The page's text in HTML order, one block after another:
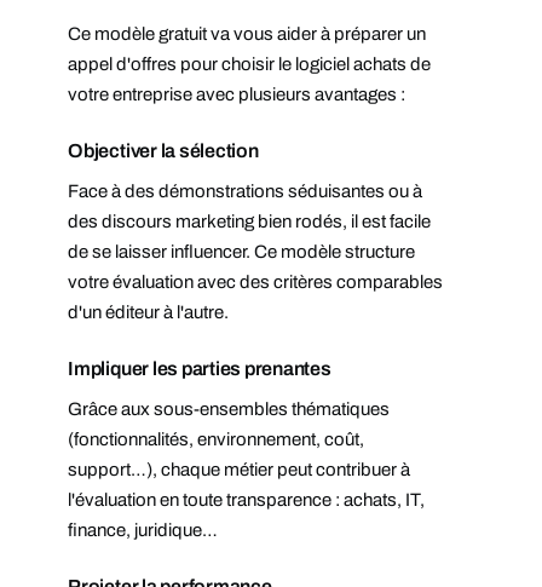
Ce modèle gratuit va vous aider à préparer un
appel d'offres pour choisir le logiciel achats de
votre entreprise avec plusieurs avantages :
Objectiver la sélection
Face à des démonstrations séduisantes ou à
des discours marketing bien rodés, il est facile
de se laisser influencer. Ce modèle structure
votre évaluation avec des critères comparables
d'un éditeur à l'autre.
Impliquer les parties prenantes
Grâce aux sous-ensembles thématiques
(fonctionnalités, environnement, coût,
support…), chaque métier peut contribuer à
l'évaluation en toute transparence : achats, IT,
finance, juridique…